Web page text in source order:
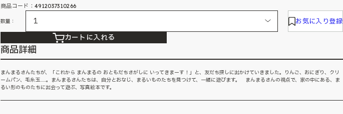
商品コード：4912037310266
数量： お気に入り登録
カートに入れる
商品詳細
まんまるさんたちが、「これから まんまるの おともだちさがしに いってきまーす！」と、友だち探しに出かけていきました。りんご、おにぎり、クリ
ームパン、毛糸玉……。まんまるさんたちは、自分とおなじ、まるいものたちを見つけて、一緒に遊びます。 まんまるさんの視点で、家の中にある、ま
るい形のものたちに出会って遊ぶ、写真絵本です。